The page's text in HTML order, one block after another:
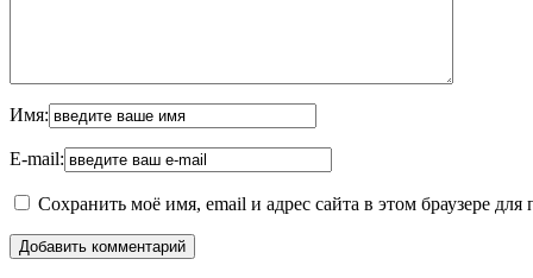
Имя:
E-mail:
Сохранить моё имя, email и адрес сайта в этом браузере